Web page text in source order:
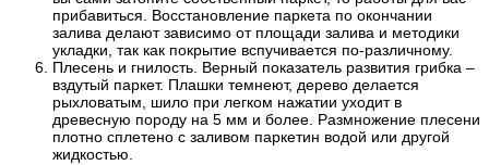
прибавиться. Восстановление паркета по окончании
залива делают зависимо от площади залива и методики
укладки, так как покрытие вспучивается по-различному.
Плесень и гнилость. Верный показатель развития грибка –
вздутый паркет. Плашки темнеют, дерево делается
рыхловатым, шило при легком нажатии уходит в
древесную породу на 5 мм и более. Размножение плесени
плотно сплетено с заливом паркетин водой или другой
жидкостью.